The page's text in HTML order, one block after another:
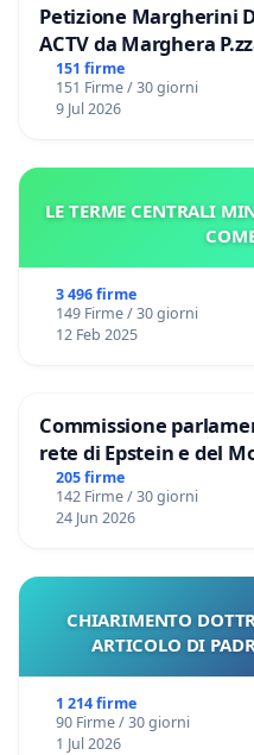
Petizione Margherini
ACTV da Marghera
Marco Polo tariffa a €
151 firme
151 Firme / 30 giorni
9 Jul 2026
LE TERME CENTRALI
3 496 firme
149 Firme / 30 giorni
12 Feb 2025
Commissione
rete di Epstein e del
Files
205 firme
142 Firme / 30 giorni
24 Jun 2026
CHIARIMENTO
ARTICOLO DI
1 214 firme
90 Firme / 30 giorni
1 Jul 2026